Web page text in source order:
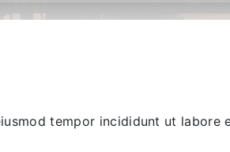
tempor incididunt ut labore